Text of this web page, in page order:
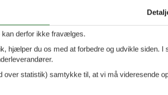
gas
Køleskab
kan derfor ikke fravælges.
hjælper du os med at forbedre og udvikle siden. I
statistik) samtykke til, at vi må videresende